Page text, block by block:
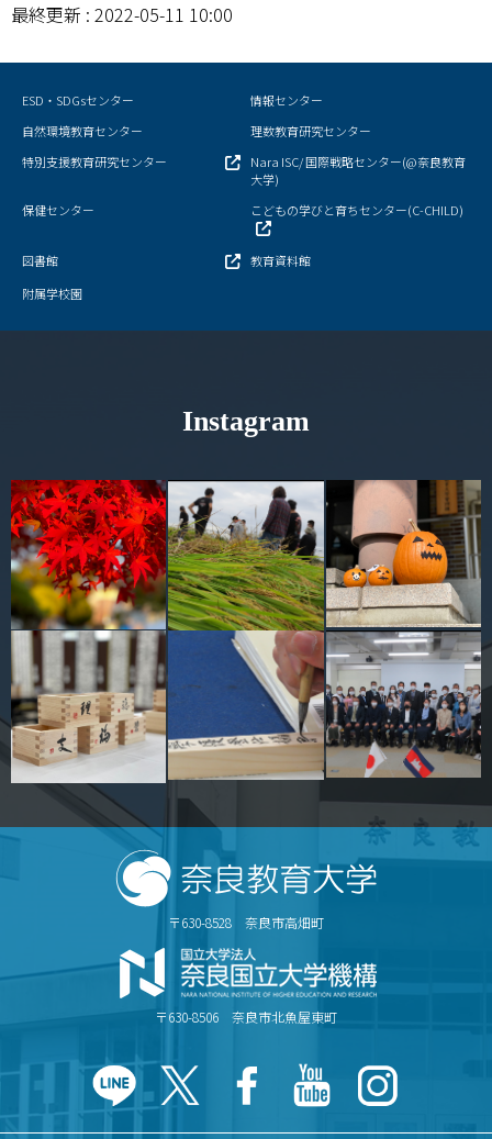
図書館
ESD・SDGsセンター
自然環境教育センター
保健センター
AED設置状況
お問い合わせ窓口一覧
キャンパスマップ
サイトポリシー
サイトマップ
交通アクセス
同窓会
教員一覧
附属学校園
最終更新 : 2022-05-11 10:00
ESD・SDGsセンター
情報センター
自然環境教育センター
理数教育研究センター
特別支援教育研究センター
Nara ISC/ 国際戦略センター(@奈良教育
大学)
保健センター
こどもの学びと育ちセンター(C-CHILD)
図書館
教育資料館
附属学校園
Instagram
〒630-8528 奈良市高畑町
〒630-8506 奈良市北魚屋東町